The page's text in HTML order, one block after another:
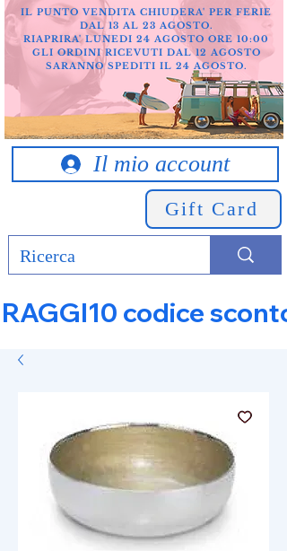
Il mio account
Gift Card
IL PUNTO VENDITA CHIUDERA' PER FERIE
DAL 13 AL 23 AGOSTO.
RIAPRIRA' LUNEDI 24 AGOSTO ORE 10:00
GLI ORDINI RICEVUTI DAL 12 AGOSTO
SARANNO SPEDITI IL 24 AGOSTO.
RAGGI10 codice